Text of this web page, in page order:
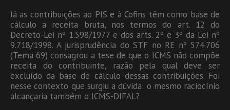
Já as contribuições ao PIS e à Cofins têm como base de
cálculo a receita bruta, nos termos do art. 12 do
Decreto-Lei nº 1.598/1977 e dos arts. 2º e 3º da Lei nº
9.718/1998. A jurisprudência do STF no RE nº 574.706
(Tema 69) consagrou a tese de que o ICMS não compõe
receita do contribuinte, razão pela qual deve ser
excluído da base de cálculo dessas contribuições. Foi
nesse contexto que surgiu a dúvida: o mesmo raciocínio
alcançaria também o ICMS-DIFAL?